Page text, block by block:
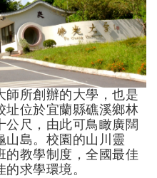
師所創辦的大學，也是
址位於宜蘭縣礁溪鄉林
公尺，由此可鳥瞰廣闊
山島。校園的山川靈
的教學制度，全國最佳
求學環境。